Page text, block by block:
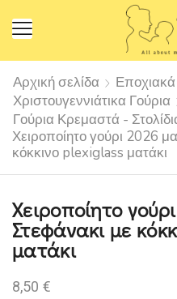
Αρχική σελίδα Εποχιακά
Χριστουγεννιάτικα Γούρια
Γούρια Κρεμαστά -
Χειροποίητο γούρι 2026
κόκκινο plexiglass ματάκι
Χειροποίητο
Στεφάνακι με
ματάκι
8,50 €